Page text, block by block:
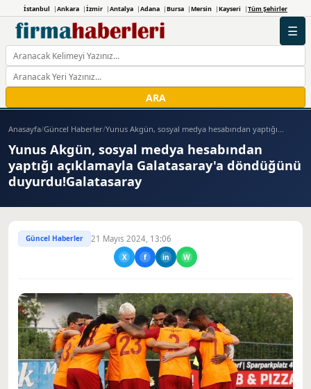
İstanbul Ankara İzmir Antalya Adana Bursa Mersin Kayseri Tüm Şehirler
ARA
☰
Anasayfa/Güncel Haberler/Yunus Akgün, sosyal medya hesabından yaptığı...
Yunus Akgün, sosyal medya hesabından
yaptığı açıklamayla Galatasaray'a döndüğünü
duyurdu!Galatasaray
Güncel Haberler 21 Mayıs 2024, 13:06
X f in W